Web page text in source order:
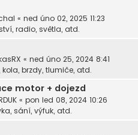
« ned úno 02, 2025 11:23
radio, světla, atd.
« ned úno 25, 2024 8:41
brzdy, tlumiče, atd.
motor + dojezd
« pon led 08, 2024 10:26
sání, výfuk, atd.